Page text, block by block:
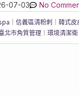
07-03
No
｜信義區清粉刺｜韓式皮
北市角質管理｜環境清潔衛